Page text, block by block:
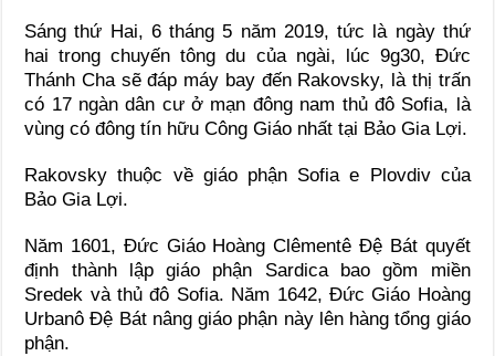
Sáng thứ Hai, 6 tháng 5 năm 2019, tức là ngày thứ
hai trong chuyến tông du của ngài, lúc 9g30, Đức
Thánh Cha sẽ đáp máy bay đến Rakovsky, là thị trấn
có 17 ngàn dân cư ở mạn đông nam thủ đô Sofia, là
vùng có đông tín hữu Công Giáo nhất tại Bảo Gia Lợi.
Rakovsky thuộc về giáo phận Sofia e Plovdiv của
Bảo Gia Lợi.
Năm 1601, Đức Giáo Hoàng Clêmentê Đệ Bát quyết
định thành lập giáo phận Sardica bao gồm miền
Sredek và thủ đô Sofia. Năm 1642, Đức Giáo Hoàng
Urbanô Đệ Bát nâng giáo phận này lên hàng tổng giáo
phận.